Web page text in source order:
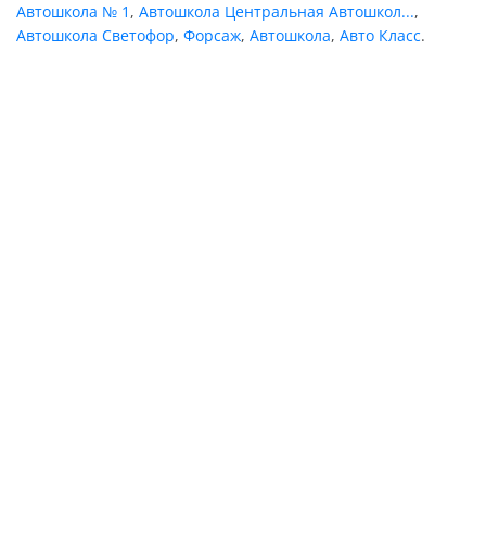
Автошкола № 1 , Автошкола Центральная Автошкол...,
Автошкола Светофор, Форсаж, Автошкола, Авто Класс.